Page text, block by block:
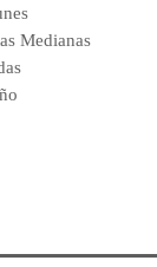
Medianas